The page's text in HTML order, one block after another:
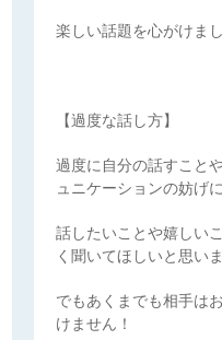
楽しい話題を心がけま
【過度な話し方】
過度に自分の話すこと
ュニケーションの妨げ
話したいことや嬉しい
く聞いてほしいと思い
でもあくまでも相手は
けません！